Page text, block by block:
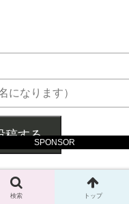
SPONSOR
稿する
ロギの会社、インターネ...
検索 トップ